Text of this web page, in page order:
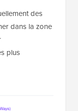
des
dans la zone
plus